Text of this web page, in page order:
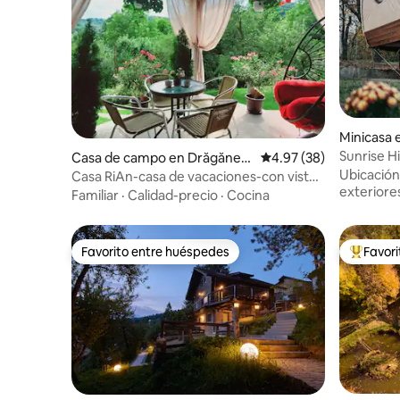
Casa de campo en Drăgănea
sa
Calificación promedio:
4.97 (38)
Casa RiAn-casa de vacaciones-con vista
panorámica
Familiar · Calidad-precio · Cocina
Minicasa
Sunrise
Ubicación
Favorito entre huéspedes
Favorito entre huéspedes